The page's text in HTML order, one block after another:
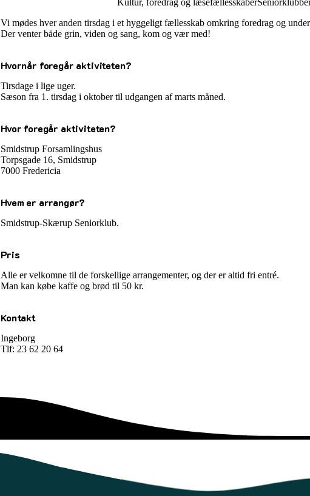
Kultur, foredrag og læsefællesskaber
Vi mødes hver anden tirsdag i et hyggeligt fællesskab omkring foredrag og
Der venter både grin, viden og sang, kom og vær med!
Hvornår foregår aktiviteten?
Tirsdage i lige uger.
Sæson fra 1. tirsdag i oktober til udgangen af marts måned.
Hvor foregår aktiviteten?
Smidstrup Forsamlingshus
Torpsgade 16, Smidstrup
7000 Fredericia
Hvem er arrangør?
Smidstrup-Skærup Seniorklub.
Pris
Alle er velkomne til de forskellige arrangementer, og der er altid fri entré.
Man kan købe kaffe og brød til 50 kr.
Kontakt
Ingeborg
Tlf: 23 62 20 64